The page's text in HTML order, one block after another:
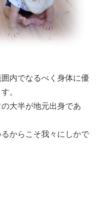
内でなるべく身体に優
。
大半が地元出身であ
からこそ我々にしかで